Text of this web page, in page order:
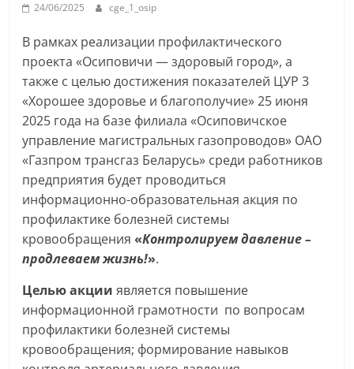
24/06/2025 cge_1_osip
В рамках реализации профилактического
проекта «Осиповичи — здоровый город», а
также с целью достижения показателей ЦУР 3
«Хорошее здоровье и благополучие» 25 июня
2025 года на базе филиала «Осиповичское
управление магистральных газопроводов» ОАО
«Газпром трансгаз Беларусь» среди работников
предприятия будет проводиться
информационно-образовательная акция по
профилактике болезней системы
кровообращения«Контролируем давление –
продлеваем жизнь!».
Целью акции является повышение
информационной грамотности по вопросам
профилактики болезней системы
кровообращения; формирование навыков